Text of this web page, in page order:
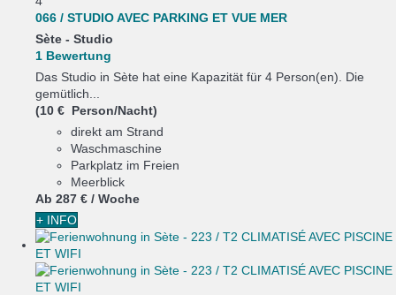
066 / STUDIO AVEC PARKING ET VUE MER
Sète - Studio
1 Bewertung
Das Studio in Sète hat eine Kapazität für 4 Person(en). Die
gemütlich...
(10 € Person/Nacht)
direkt am Strand
Waschmaschine
Parkplatz im Freien
Meerblick
Ab 287 € / Woche
+ INFO